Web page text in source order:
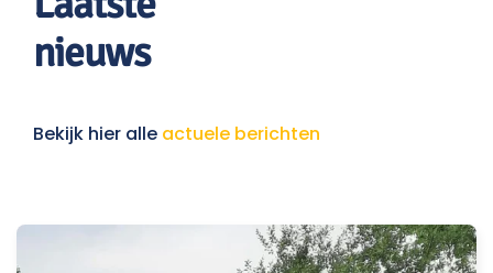
nieuws
Bekijk hier alle actuele berichten